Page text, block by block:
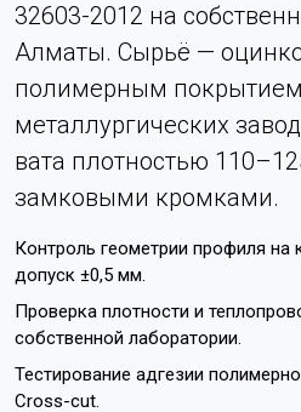
32603-2012 на
Алматы. Сырьё —
полимерным
металлургических
вата плотностью
замковыми кромками.
Контроль геометрии профиля
допуск ±0,5 мм.
Проверка плотности и
собственной лаборатории.
Тестирование адгезии
Cross-cut.